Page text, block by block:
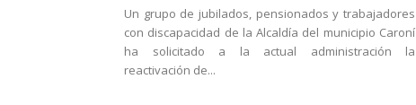
Un grupo de jubilados, pensionados y trabajadores
con discapacidad de la Alcaldía del municipio Caroní
ha solicitado a la actual administración la
reactivación de...